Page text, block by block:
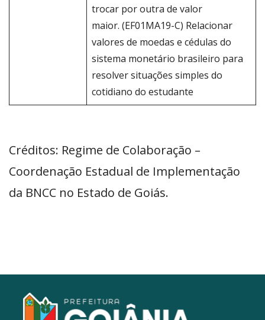
trocar por outra de valor
maior. (EF01MA19-C) Relacionar
valores de moedas e cédulas do
sistema monetário brasileiro para
resolver situações simples do
cotidiano do estudante
Créditos: Regime de Colaboração –
Coordenação Estadual de Implementação
da BNCC no Estado de Goiás.